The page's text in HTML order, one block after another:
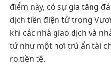
điểm này, có sự gia tăng
dịch tiền điện tử trong
khi các nhà giao dịch và
tử như một nơi trú ẩn tài
ro tiền tệ.